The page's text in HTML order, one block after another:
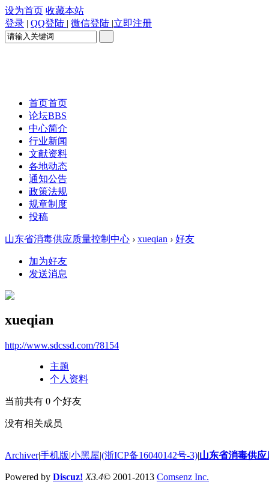
设为首页 收藏本站
登录 | QQ登陆 | 微信登陆 |立即注册
首页首页
论坛BBS
中心简介
行业新闻
文献资料
各地动态
通知公告
政策法规
规章制度
投稿
山东省消毒供应质量控制中心 › xueqian › 好友
加为好友
发送消息
xueqian
http://www.sdcssd.com/?8154
主题
个人资料
当前共有 0 个好友
没有相关成员
Archiver|手机版|小黑屋|(浙ICP备16040142号-3)|山东省消毒供
Powered by Discuz! X3.4© 2001-2013 Comsenz Inc.